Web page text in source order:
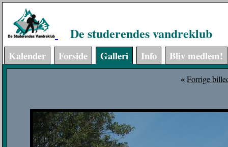
De studerendes vandreklub
Kalender Forside Galleri Info Bliv medlem!
«Forrige